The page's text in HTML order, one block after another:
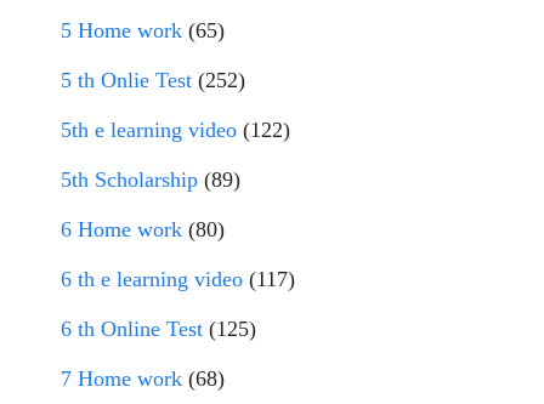
5 Home work (65)
5 th Onlie Test (252)
5th e learning video (122)
5th Scholarship (89)
6 Home work (80)
6 th e learning video (117)
6 th Online Test (125)
7 Home work (68)